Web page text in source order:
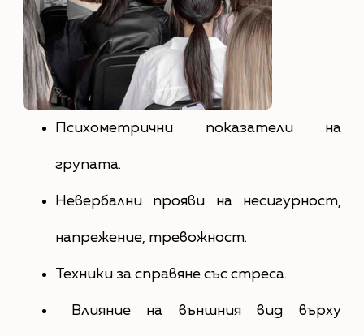
Психометрични показатели на
групата.
Невербални прояви на несигурност,
напрежение, тревожност.
Техники за справяне със стреса.
Влияние на външния вид върху